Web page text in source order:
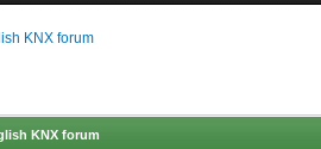
KNX forum
KNX forum